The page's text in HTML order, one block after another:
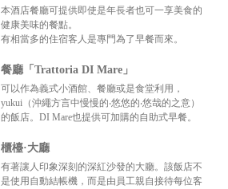
本酒店餐廳可提供即使是年長者也可一享美食的
健康美味的餐點。
有相當多的住宿客人是專門為了早餐而來。
餐廳「Trattoria DI Mare」
可以作為義式小酒館、餐廳或是食堂利用，
yukui（沖繩方言中慢慢的‧悠悠的‧悠哉的之意）
的飯店。DI Mare也提供可加購的自助式早餐。
櫃檯·大廳
有著讓人印象深刻的深紅沙發的大廳。該飯店不
是使用自動結帳機，而是由員工親自接待每位客